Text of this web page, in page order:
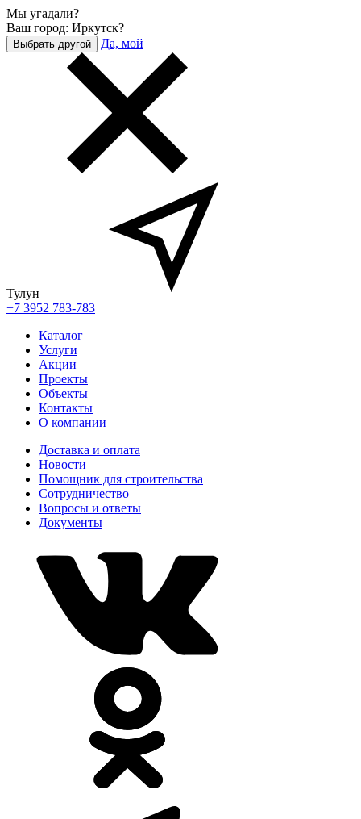
Мы угадали?
Ваш город: Иркутск?
Выбрать другой Да, мой
Тулун
+7 3952 783-783
Каталог
Услуги
Акции
Проекты
Объекты
Контакты
О компании
Доставка и оплата
Новости
Помощник для строительства
Сотрудничество
Вопросы и ответы
Документы